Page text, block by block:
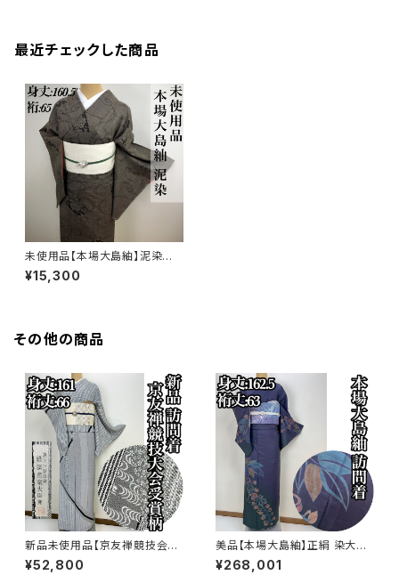
最近チェックした商品
未使用品【本場大島紬】泥染
め 一元式 正絹 小紋 仕付け付
q996
¥15,300
その他の商品
新品未使用品【京友禅競技会大
会受賞柄】正絹 袷 訪問着s758
¥52,800
美品【本場大島紬】正絹 染大島
紬 訪問着s776
¥268,001